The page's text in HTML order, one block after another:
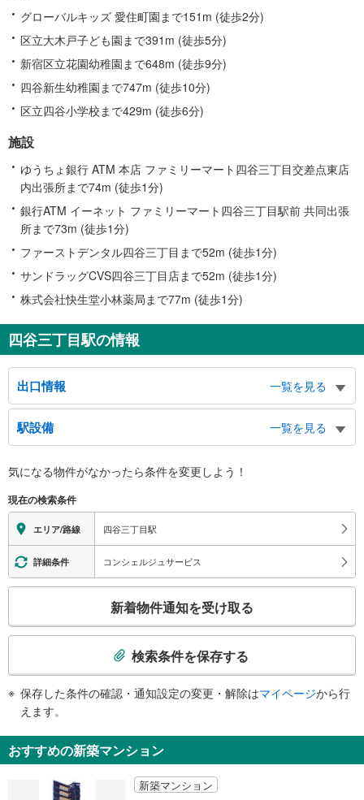
グローバルキッズ 愛住町園まで151m (徒歩2分)
区立大木戸子ども園まで391m (徒歩5分)
新宿区立花園幼稚園まで648m (徒歩9分)
四谷新生幼稚園まで747m (徒歩10分)
区立四谷小学校まで429m (徒歩6分)
施設
ゆうちょ銀行 ATM 本店 ファミリーマート四谷三丁目交差点東店
内出張所まで74m (徒歩1分)
銀行ATM イーネット ファミリーマート四谷三丁目駅前 共同出張
所まで73m (徒歩1分)
ファーストデンタル四谷三丁目まで52m (徒歩1分)
サンドラッグCVS四谷三丁目店まで52m (徒歩1分)
株式会社快生堂小林薬局まで77m (徒歩1分)
四谷三丁目駅の情報
出口情報
一覧を見る
１出口
バスのりば、駐日韓国文化院（コリアセンター）、信濃町子ども家庭支援セン
ター、信濃町シニア活動館、慶應義塾大学病院、四谷区民センター、四谷区民
ホール、四谷特別出張所、四谷図書館、新宿御苑（大木戸門）、新宿通り、外
苑東通り、外苑西通り、大京町、信濃町、内藤町
２出口
四谷消防署、消防博物館、バスのりば、四谷ひろば（東京おもちゃ美術館）、
都営新宿線曙橋駅、花園小学校、富久小学校、新宿通り、外苑東通り、外苑西
通り、四谷３・４丁目、愛住町、舟町、住吉町、新宿１丁目
３出口
バスのりば、信濃町子ども家庭支援センター、信濃町シニア活動館、四谷警察
署、新宿通り、外苑東通り、四谷２・３丁目、左門町、須賀町、若葉１−３丁
４出口
みずほ銀行、三菱ＵＦＪ銀行、四谷保健センター、四谷税務署、中央大学市ヶ
駅設備
一覧を見る
※段差なしでの移動経路
地上⇔改札⇔ホーム：○
（※一部の経路：△）
エレベータ
・舟町方面改札⇔２番出口
・左門町方面改札⇔３番出口
トイレ
・舟町方面改札外
・階段昇降機（各ホーム相互連絡通路）
気になる物件がなかったら条件を変更しよう！
現在の検索条件
エリア/路線 四谷三丁目駅
詳細条件 コンシェルジュサービス
検
知
を
新着物件通知を受け取る
検索条件を保存する
保存した条件の確認・通知設定の変更・解除はマイページから行
えます。
おすすめの新築マンション
新築マンション